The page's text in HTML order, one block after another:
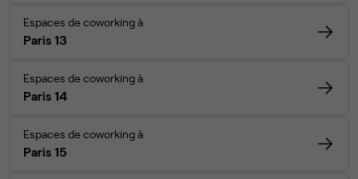
Espaces de coworking à
Paris 13
Espaces de coworking à
Paris 14
Espaces de coworking à
Paris 15